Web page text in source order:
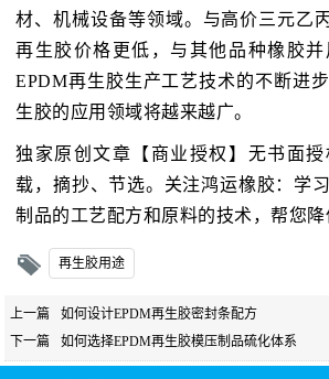
材、机械设备等领域。与高价三元乙
再生胶价格更低，与其他品种橡胶
EPDM再生胶生产工艺技术的不断进
生胶的应用领域将越来越广。
独家原创文章【商业授权】无书面
载，摘抄、节选。关注鸿运橡胶：学
制品的工艺配方和原料的技术，帮您降
再生胶用途
上一篇
如何设计EPDM再生胶密封条配方
下一篇
如何选择EPDM再生胶模压制品硫化体系